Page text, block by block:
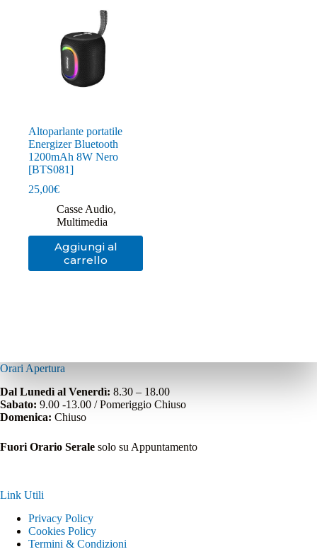
Altoparlante portatile
Energizer Bluetooth
1200mAh 8W Nero
[BTS081]
25,00€
Casse Audio,
Multimedia
Aggiungi al
carrello
Orari Apertura
Dal Lunedì al Venerdì: 8.30 – 18.00
Sabato: 9.00 -13.00 / Pomeriggio Chiuso
Domenica: Chiuso
Fuori Orario Serale solo su Appuntamento
Link Utili
Privacy Policy
Cookies Policy
Termini & Condizioni